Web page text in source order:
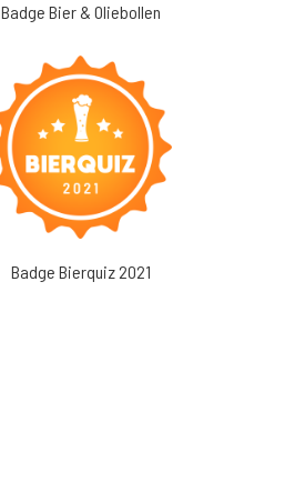
Badge Bier & Oliebollen
Badge Bierquiz 2021